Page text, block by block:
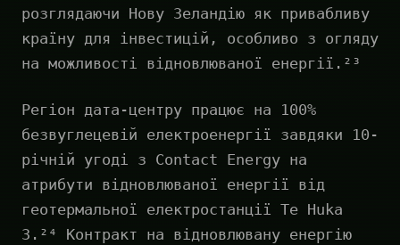
розглядаючи Нову Зеландію як привабливу
країну для інвестицій, особливо з огляду
на можливості відновлюваної енергії.²³
Регіон дата-центру працює на 100%
безвуглецевій електроенергії завдяки 10-
річній угоді з Contact Energy на
атрибути відновлюваної енергії від
геотермальної електростанції Te Huka
3.²⁴ Контракт на відновлювану енергію